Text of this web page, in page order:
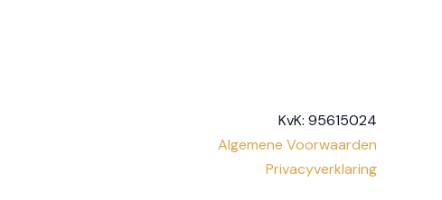
KvK: 95615024
Algemene Voorwaarden
Privacyverklaring